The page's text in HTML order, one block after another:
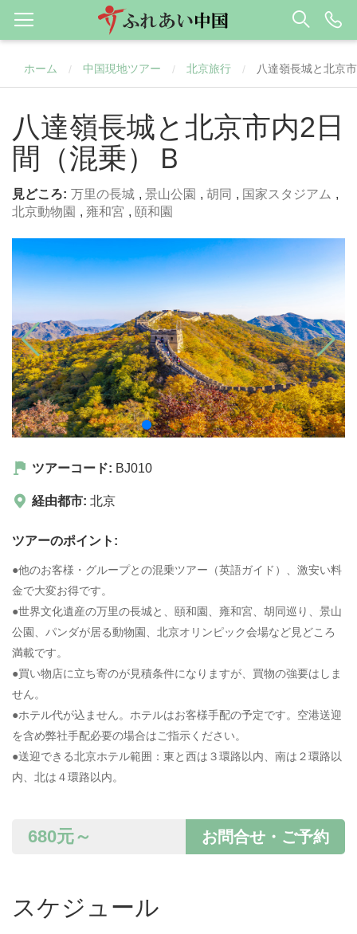
ホーム / 中国現地ツアー / 北京旅行 / 八達嶺長城と北京
八達嶺長城と北京市内2日
間（混乗）Ｂ
見どころ: 万里の長城 , 景山公園 , 胡同 , 国家スタジアム ,
北京動物園 , 雍和宮 , 頤和園
ツアーコード: BJ010
経由都市: 北京
ツアーのポイント:
●他のお客様・グループとの混乗ツアー（英語ガイド）、激安い料
金で大変お得です。
●世界文化遺産の万里の長城と、頤和園、雍和宮、胡同巡り、景山
公園、パンダが居る動物園、北京オリンピック会場など見どころ
満載です。
●買い物店に立ち寄のが見積条件になりますが、買物の強要はしま
せん。
●ホテル代が込ません。ホテルはお客様手配の予定です。空港送迎
を含め弊社手配必要の場合はご指示ください。
●送迎できる北京ホテル範囲：東と西は３環路以内、南は２環路以
内、北は４環路以内。
お問合せ・ご予約
680元～
スケジュール